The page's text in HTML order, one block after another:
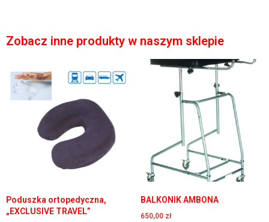
Zobacz inne produkty w naszym sklepie
Poduszka ortopedyczna,
„EXCLUSIVE TRAVEL”
BALKONIK AMBONA
650,00 zł